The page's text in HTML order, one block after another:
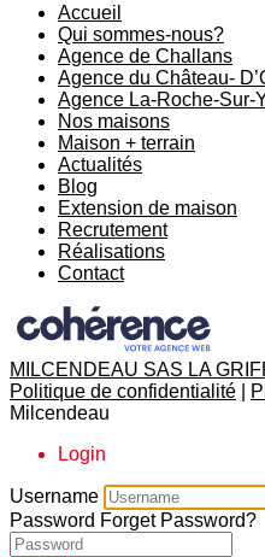
Accueil
Qui sommes-nous?
Agence de Challans
Agence du Château-
Agence La-Roche-Sur-
Nos maisons
Maison + terrain
Actualités
Blog
Extension de maison
Recrutement
Réalisations
Contact
MILCENDEAU SAS LA
Politique de confidentialité
Milcendeau
Login
Username
Password Forget Password?